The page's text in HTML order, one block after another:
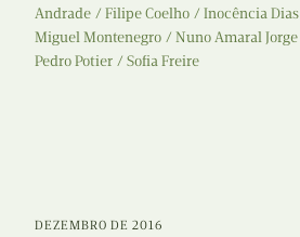
Andrade
Filipe Coelho Inocência Dias
Miguel Montenegro
Nuno Amaral Jorge
Pedro Potier
Sofia Freire
DEZEMBRO DE 2016